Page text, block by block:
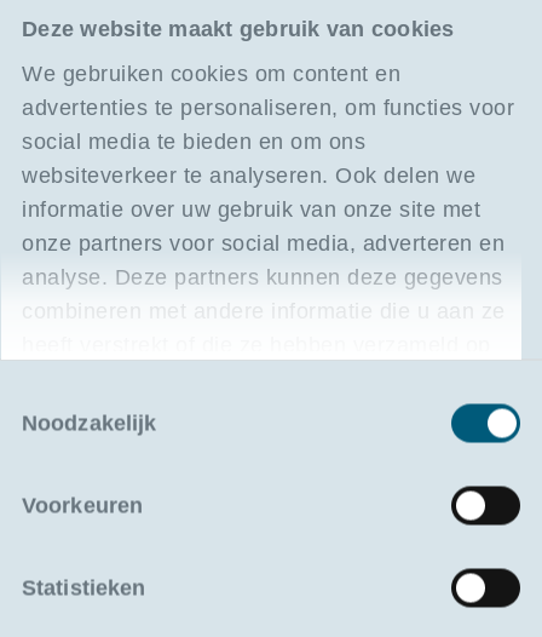
Deze website maakt gebruik van cookies
We gebruiken cookies om content en
advertenties te personaliseren, om functies voor
social media te bieden en om ons
websiteverkeer te analyseren. Ook delen we
informatie over uw gebruik van onze site met
onze partners voor social media, adverteren en
analyse. Deze partners kunnen deze gegevens
combineren met andere informatie die u aan ze
Noodzakelijk
Voorkeuren
Statistieken
Waarom korting?
BSV ondersteunt opleidingen die bijdragen
aan de deskundigheid van
scheepsagenten. Daarom genieten leden
korting op geselecteerde Portilog-
opleidingen binnen dit domein.
Meer info op hun website
Blijf op de hoogte van nieuwe opleidingen en